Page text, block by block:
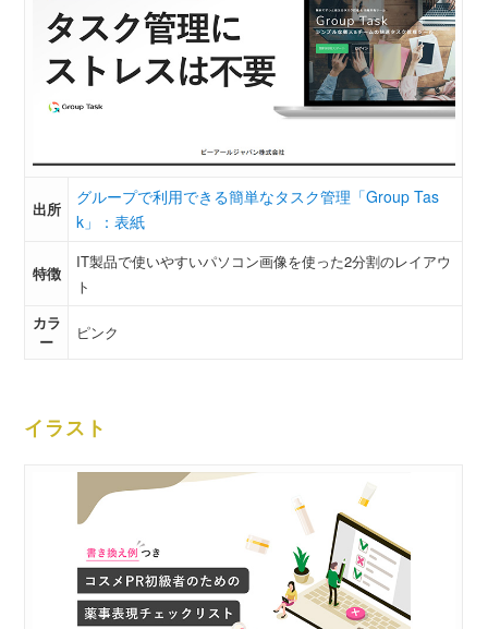
出所
グループで利用できる簡単なタスク管理「Group Tas
k」：表紙
特徴
IT製品で使いやすいパソコン画像を使った2分割のレイアウ
ト
カラ
ー
ピンク
イラスト